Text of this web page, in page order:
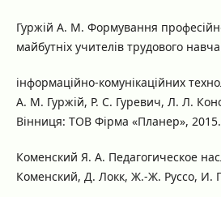
Гуржій А. М. Формування
майбутніх учителів трудового
інформаційно-комунікаційних
А. М. Гуржій, Р. С. Гуревич, Л. Л.
Вінниця: ТОВ Фірма «Планер»,
Коменский Я. А. Педагогическое
Коменский, Д. Локк, Ж.-Ж. Руссо, И.